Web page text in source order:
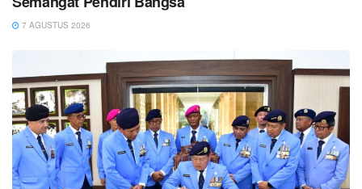
7 AGUSTUS 2026